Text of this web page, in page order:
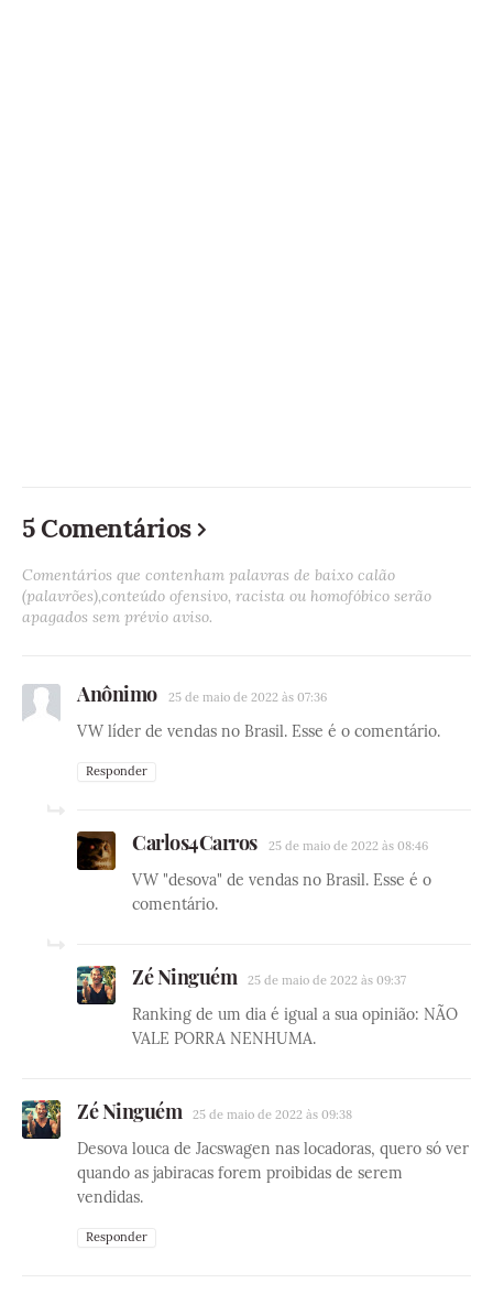
5 Comentários
Comentários que contenham palavras de baixo calão
(palavrões),conteúdo ofensivo, racista ou homofóbico serão
apagados sem prévio aviso.
Anônimo 25 de maio de 2022 às 07:36
VW líder de vendas no Brasil. Esse é o comentário.
Responder
Carlos4Carros 25 de maio de 2022 às 08:46
VW "desova" de vendas no Brasil. Esse é o
comentário.
Zé Ninguém 25 de maio de 2022 às 09:37
Ranking de um dia é igual a sua opinião: NÃO
VALE PORRA NENHUMA.
Zé Ninguém 25 de maio de 2022 às 09:38
Desova louca de Jacswagen nas locadoras, quero só ver
quando as jabiracas forem proibidas de serem
vendidas.
Responder